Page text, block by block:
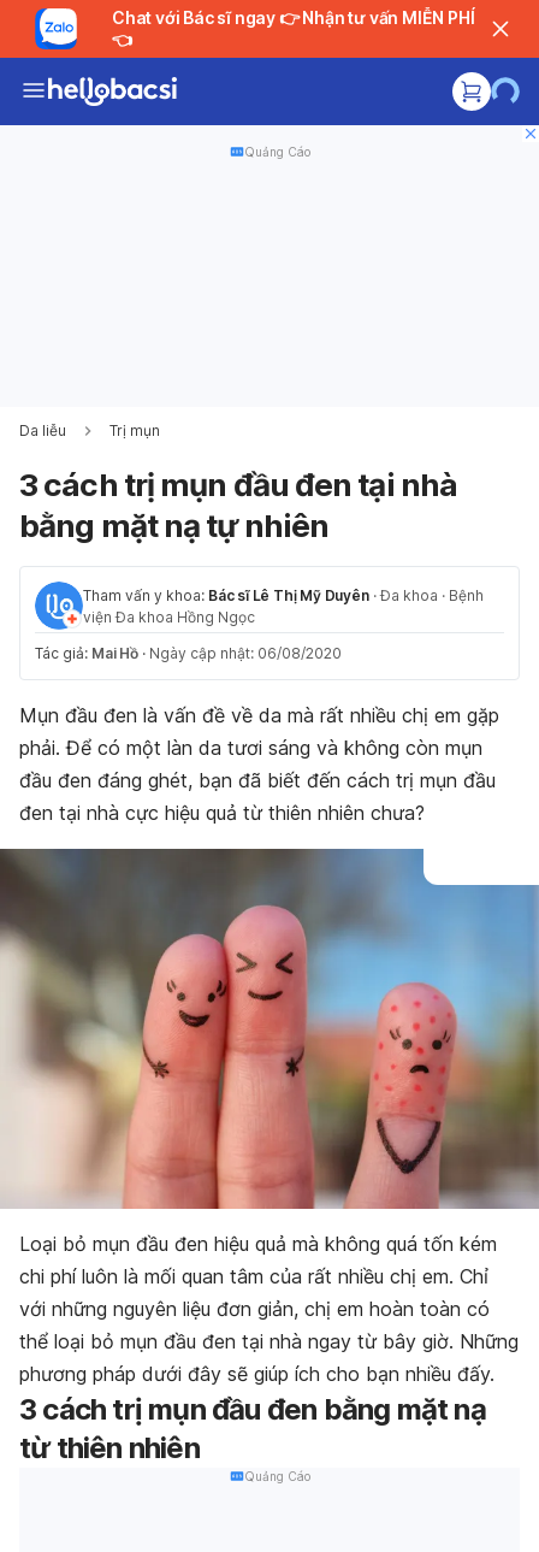
Chat với Bác sĩ ngay 👉 Nhận tư vấn MIỄN PHÍ
👈
Quảng Cáo
Da liễu Trị mụn
3 cách trị mụn đầu đen tại nhà
bằng mặt nạ tự nhiên
Tham vấn y khoa: Bác sĩ Lê Thị Mỹ Duyên ·Đa khoa · Bệnh
viện Đa khoa Hồng Ngọc
Tác giả: Mai Hồ · Ngày cập nhật: 06/08/2020
Mụn đầu đen là vấn đề về da mà rất nhiều chị em gặp
phải. Để có một làn da tươi sáng và không còn mụn
đầu đen đáng ghét, bạn đã biết đến cách trị mụn đầu
đen tại nhà cực hiệu quả từ thiên nhiên chưa?
Loại bỏ mụn đầu đen hiệu quả mà không quá tốn kém
chi phí luôn là mối quan tâm của rất nhiều chị em. Chỉ
với những nguyên liệu đơn giản, chị em hoàn toàn có
thể loại bỏ mụn đầu đen tại nhà ngay từ bây giờ. Những
phương pháp dưới đây sẽ giúp ích cho bạn nhiều đấy.
3 cách trị mụn đầu đen bằng mặt nạ
từ thiên nhiên
Quảng Cáo